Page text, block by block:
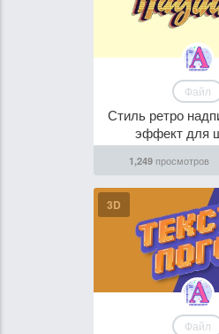
Файл
Стиль ретро
эффект для
1,249просмотров
3D
Файл